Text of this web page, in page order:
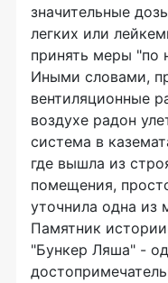
значительные
легких или
принять меры "по
Иными словами,
вентиляционные
воздухе радон
система в
где вышла из
помещения,
уточнила одна из
Памятник
"Бункер Ляша" -